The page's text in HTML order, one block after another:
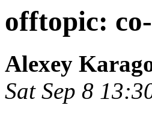
offtopic:
Alexey
Sat Sep 8